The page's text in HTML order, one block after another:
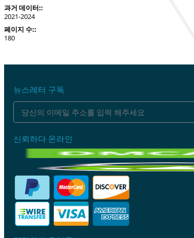
과거 데이터::
2021-2024
페이지 수::
180
뉴스레터 구독
신뢰하다 온라인